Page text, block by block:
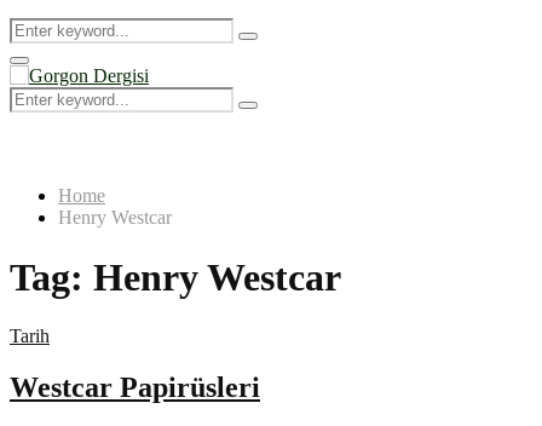
Search
for:
Search
Primary
Menu
Search
for:
Search
Home
Henry Westcar
Tag: Henry Westcar
Tarih
Westcar Papirüsleri